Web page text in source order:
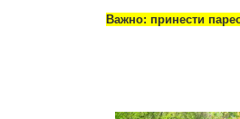
Важно: принести